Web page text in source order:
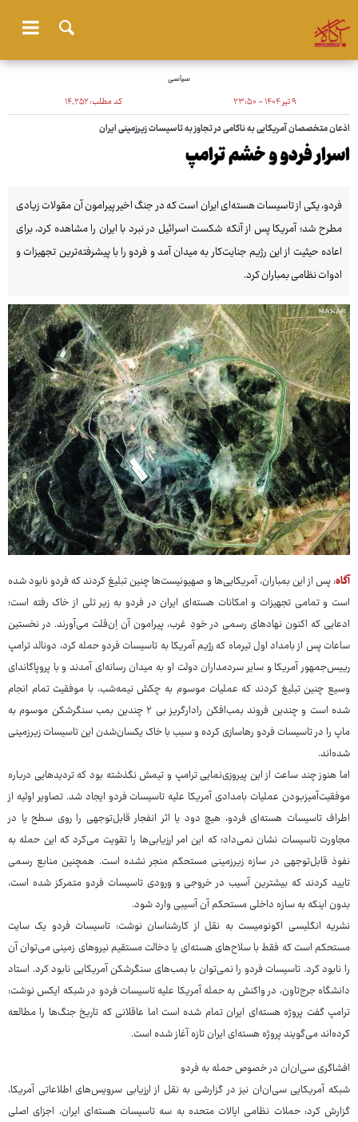
سیاسی
۹ تیر ۱۴۰۴ - ۲۳:۵۰ کد مطلب:۱۴٬۲۵۲
اذعان متخصصان آمریکایی به ناکامی در تجاوز به تاسیسات زیرزمینی ایران
اسرار فردو و خشم ترامپ
فردو، یکی از تاسیسات هسته‌ای ایران است که در جنگ اخیر پیرامون آن مقولات زیادی
مطرح شد؛ آمریکا پس از آنکه شکست اسرائیل در نبرد با ایران را مشاهده کرد، برای
اعاده حیثیت از این رژیم جنایت‌کار به میدان آمد و فردو را با پیشرفته‌ترین تجهیزات و
ادوات نظامی بمباران کرد.
آگاه: پس از این بمباران، آمریکایی‌ها و صهیونیست‌ها چنین تبلیغ کردند که فردو نابود شده
است و تمامی تجهیزات و امکانات هسته‌ای ایران در فردو به زیر تلی از خاک رفته است؛
ادعایی که اکنون نهادهای رسمی در خودِ غرب، پیرامون آن اِن‌قلت می‌آورند. در نخستین
ساعات پس از بامداد اول تیرماه که رژیم آمریکا به تاسیسات فردو حمله کرد، دونالد ترامپ
رییس‌جمهور آمریکا و سایر سردمداران دولت او به میدان رسانه‌ای آمدند و با پروپاگاندای
وسیع چنین تبلیغ کردند که عملیات موسوم به چکش نیمه‌شب، با موفقیت تمام انجام
شده است و چندین فروند بمب‌افکن رادارگریز بی ۲ چندین بمب سنگرشکن موسوم به
ماپ را در تاسیسات فردو رهاسازی کرده و سبب با خاک یکسان‌شدن این تاسیسات زیرزمینی
شده‌اند.
اما هنوز چند ساعت از این پیروزی‌نمایی ترامپ و تیمش نگذشته بود که تردیدهایی درباره
موفقیت‌آمیزبودن عملیات بامدادی آمریکا علیه تاسیسات فردو ایجاد شد. تصاویر اولیه از
اطراف تاسیسات هسته‌ای فردو، هیچ دود یا اثر انفجار قابل‌توجهی را روی سطح یا در
مجاورت تاسیسات نشان نمی‌داد؛ که این امر ارزیابی‌ها را تقویت می‌کرد که این حمله به
نفوذ قابل‌توجهی در سازه زیرزمینی مستحکم منجر نشده است. همچنین منابع رسمی
تایید کردند که بیشترین آسیب در خروجی و ورودی تاسیسات فردو متمرکز شده است،
بدون اینکه به سازه داخلی مستحکم آن آسیبی وارد شود.
نشریه انگلیسی اکونومیست به نقل از کارشناسان نوشت: تاسیسات فردو یک سایت
مستحکم است که فقط با سلاح‌های هسته‌ای یا دخالت مستقیم نیروهای زمینی می‌توان آن
را نابود کرد. تاسیسات فردو را نمی‌توان با بمب‌های سنگرشکن آمریکایی نابود کرد. استاد
دانشگاه جرج‌تاون، در واکنش به حمله آمریکا علیه تاسیسات فردو در شبکه ایکس نوشت:
ترامپ گفت پروژه هسته‌ای ایران تمام شده است اما عاقلانی که تاریخ جنگ‌ها را مطالعه
کرده‌اند می‌گویند پروژه هسته‌ای ایران تازه آغاز شده است.
افشاگری سی‌ان‌ان در خصوص حمله به فردو
شبکه آمریکایی سی‌ان‌ان نیز در گزارشی به نقل از ارزیابی سرویس‌های اطلاعاتی آمریکا،
گزارش کرد: حملات نظامی ایالات متحده به سه تاسیسات هسته‌ای ایران، اجزای اصلی